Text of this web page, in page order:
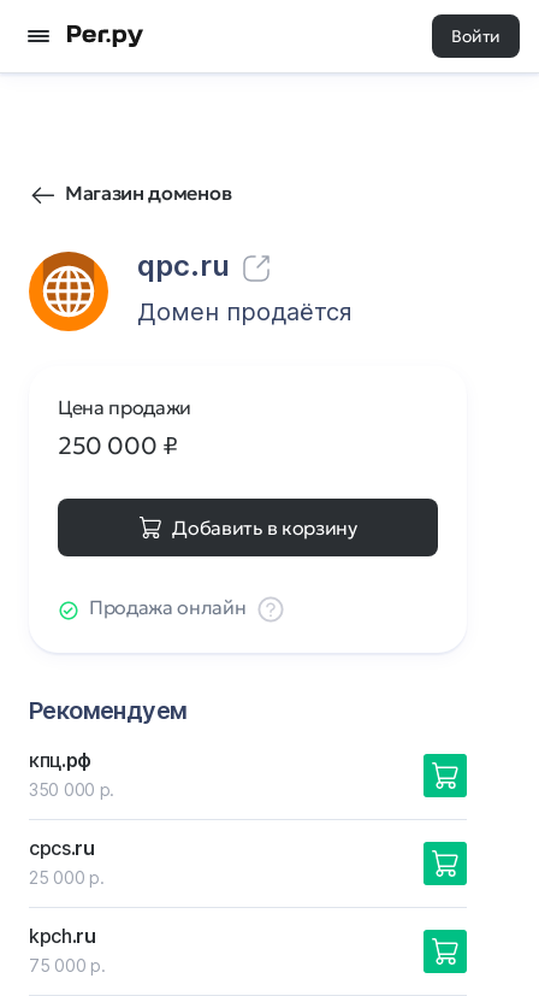
Войти
Магазин доменов
qpc.ru
72 0
Домен продаётся
Цена продажи
250 000 ₽
Добавить в корзину
Продажа онлайн
Рекомендуем
кпц.рф
350 000 р.
cpcs.ru
25 000 р.
kpch.ru
75 000 р.